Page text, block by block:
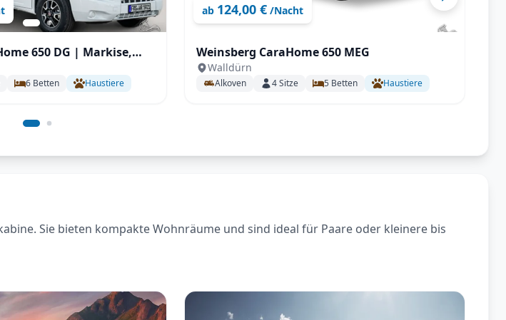
650 DG | Markise,
6 Betten Haustiere
ab 124,00 € /Nacht
Weinsberg CaraHome 650 MEG
Walldürn
Alkoven 4Sitze 5 Betten Haustiere
Sie bieten kompakte Wohnräume und sind ideal für Paare oder kleinere bis